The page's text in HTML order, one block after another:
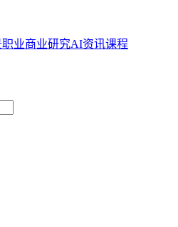
职业商业研究AI资讯课程